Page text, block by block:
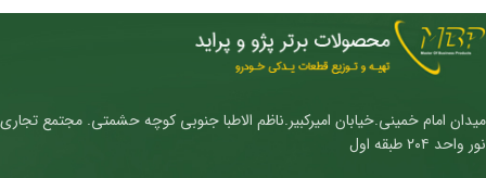
میدان امام خمینی.خیابان امیرکبیر.ناظم الاطبا جنوبی کوچه حشمتی. مجتمع تجاری
نور واحد ۲۰۴ طبقه اول